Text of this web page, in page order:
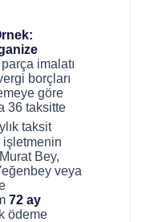
imalatı
borçları
göre
36 taksitte
taksit
işletmenin
Bey,
veya
72 ay
ödeme